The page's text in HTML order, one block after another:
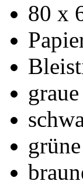
80 x